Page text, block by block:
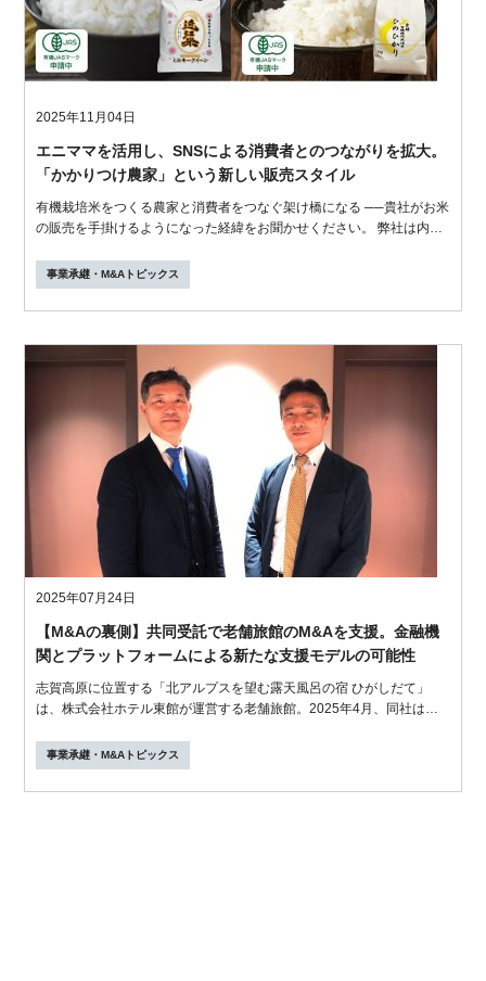
2025年11月04日
エニママを活用し、SNSによる消費者とのつながりを拡大。
「かかりつけ農家」という新しい販売スタイル
有機栽培米をつくる農家と消費者をつなぐ架け橋になる ──貴社がお米
の販売を手掛けるようになった経緯をお聞かせください。 弊社は内装
事業承継・M&Aトピックス
2025年07月24日
【M&Aの裏側】共同受託で老舗旅館のM&Aを支援。金融機
関とプラットフォームによる新たな支援モデルの可能性
志賀高原に位置する「北アルプスを望む露天風呂の宿 ひがしだて」
は、株式会社ホテル東館が運営する老舗旅館。2025年4月、同社はホ
事業承継・M&Aトピックス